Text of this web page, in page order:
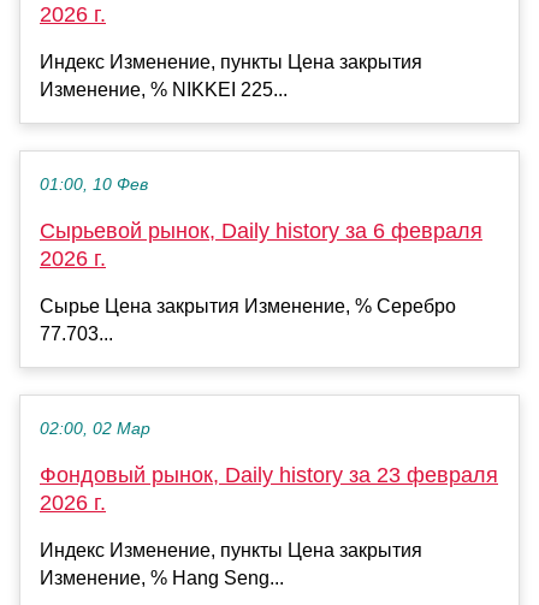
2026 г.
Индекс Изменение, пункты Цена закрытия
Изменение, % NIKKEI 225...
01:00, 10 Фев
Сырьевой рынок, Daily history за 6 февраля
2026 г.
Сырье Цена закрытия Изменение, % Серебро
77.703...
02:00, 02 Мар
Фондовый рынок, Daily history за 23 февраля
2026 г.
Индекс Изменение, пункты Цена закрытия
Изменение, % Hang Seng...